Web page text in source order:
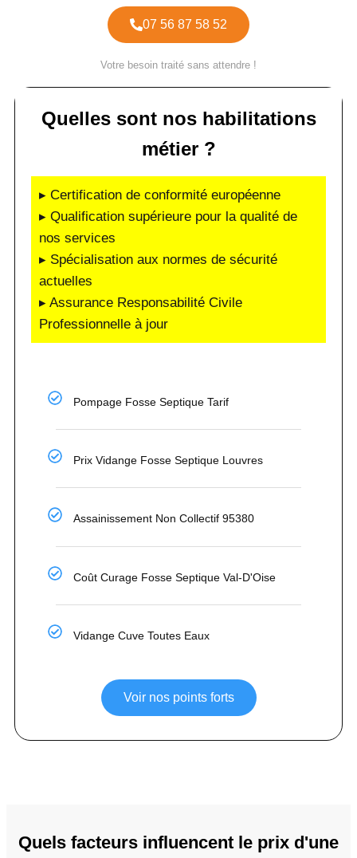
07 56 87 58 52
Votre besoin traité sans attendre !
Quelles sont nos habilitations
métier ?
▸ Certification de conformité européenne
▸ Qualification supérieure pour la qualité de
nos services
▸ Spécialisation aux normes de sécurité
actuelles
▸ Assurance Responsabilité Civile
Professionnelle à jour
Pompage Fosse Septique Tarif
Prix Vidange Fosse Septique Louvres
Assainissement Non Collectif 95380
Coût Curage Fosse Septique Val-D'Oise
Vidange Cuve Toutes Eaux
Voir nos points forts
Quels facteurs influencent le prix d'une